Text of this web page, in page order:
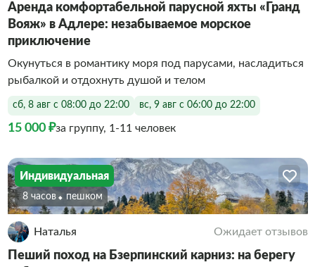
Аренда комфортабельной парусной яхты «Гранд
Вояж» в Адлере: незабываемое морское
приключение
Окунуться в романтику моря под парусами, насладиться
рыбалкой и отдохнуть душой и телом
сб, 8 авг с 08:00 до 22:00 вс, 9 авг с 06:00 до 22:00
15 000 ₽за группу, 1-11 человек
Индивидуальная
8 часов Пешком
Наталья Ожидает отзывов
Пеший поход на Бзерпинский карниз: на берегу